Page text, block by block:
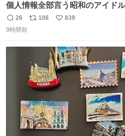
個人情報全部言う昭和のアイドル
返
信
26
リ
数
106
い
数
839
9時間前